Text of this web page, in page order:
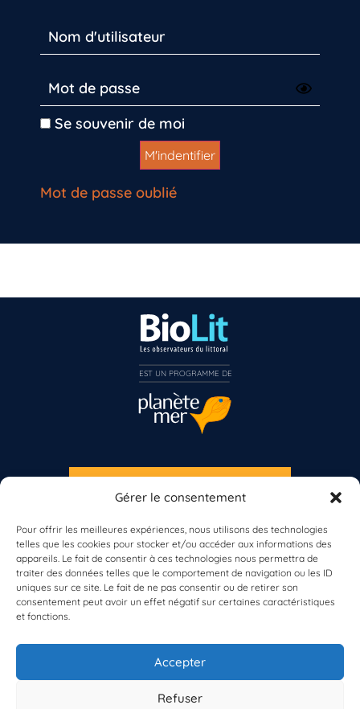
Gérer le consentement
Pour offrir les meilleures expériences, nous utilisons des technologies
telles que les cookies pour stocker et/ou accéder aux informations des
appareils. Le fait de consentir à ces technologies nous permettra de
traiter des données telles que le comportement de navigation ou les ID
uniques sur ce site. Le fait de ne pas consentir ou de retirer son
consentement peut avoir un effet négatif sur certaines caractéristiques
et fonctions.
Accepter
Refuser
Se souvenir de moi
Mot de passe oublié
À propos de BioLit
Vos données d'observation
Ressources
Résultats du programme
S'INSCRIRE À LA NEWSLETTER